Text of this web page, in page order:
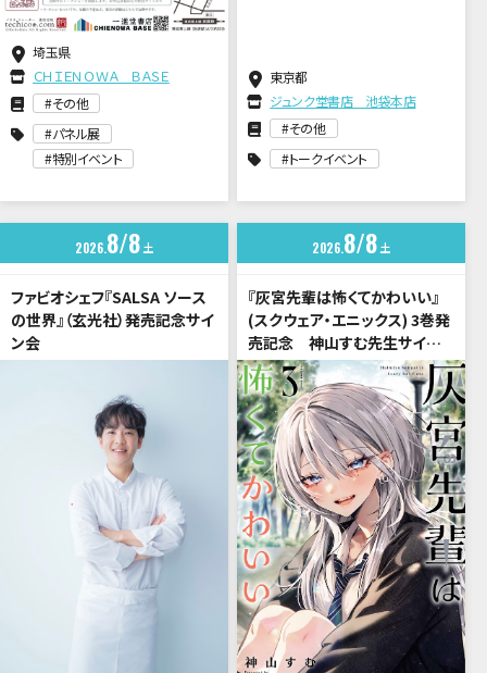
埼玉県
ＣＨＩＥＮＯＷＡ ＢＡＳＥ
その他
パネル展
特別イベント
東京都
ジュンク堂書店 池袋本店
その他
トークイベント
20268 8 土
ファビオシェフ『SALSA ソース
の世界』（玄光社）発売記念サイ
ン会
2026 8 8 土
『灰宮先輩は怖くてかわいい』
(スクウェア・エニックス) 3巻発
売記念 神山すむ先生サイン
会